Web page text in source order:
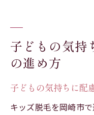
子どもの気持
の進め方
子どもの気持ちに配
キッズ脱毛を岡崎市